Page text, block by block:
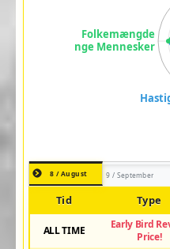
8 / August 9 / September
Tid Type
ALL TIME
Early Bird
Price!